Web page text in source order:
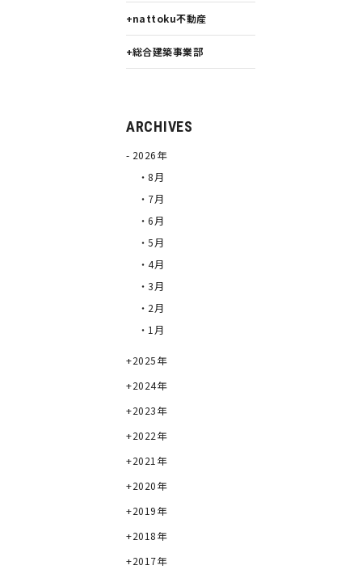
nattoku不動産
総合建築事業部
ARCHIVES
2026年
・8月
・7月
・6月
・5月
・4月
・3月
・2月
・1月
2025年
2024年
2023年
2022年
2021年
2020年
2019年
2018年
2017年